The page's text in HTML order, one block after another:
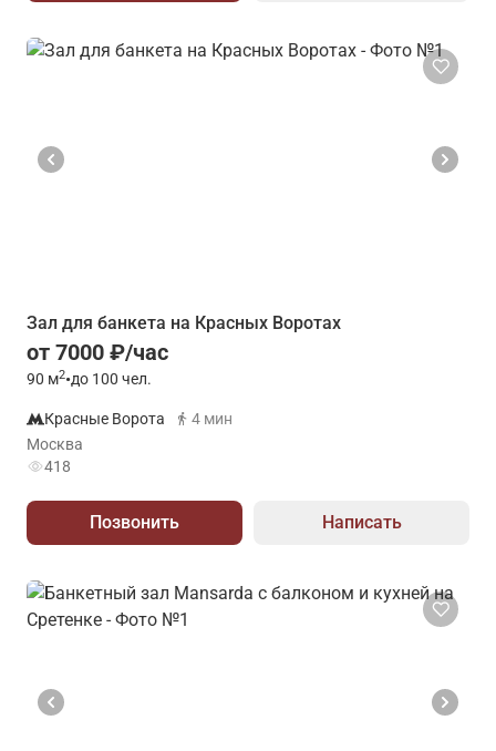
Зал для банкета на Красных Воротах
от 7000 ₽/час
90 м2•до 100 чел.
Красные Ворота
4 мин
Москва
418
Позвонить Написать